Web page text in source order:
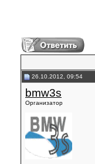
26.10.2012, 09:54
bmw3s
Организатор